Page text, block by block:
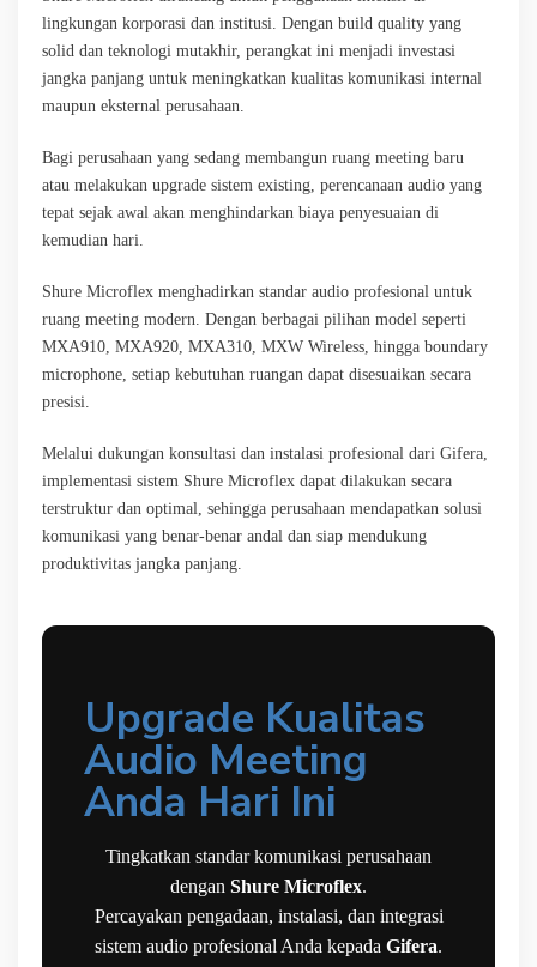
lingkungan korporasi dan institusi. Dengan build quality yang
solid dan teknologi mutakhir, perangkat ini menjadi investasi
jangka panjang untuk meningkatkan kualitas komunikasi internal
maupun eksternal perusahaan.
Bagi perusahaan yang sedang membangun ruang meeting baru
atau melakukan upgrade sistem existing, perencanaan audio yang
tepat sejak awal akan menghindarkan biaya penyesuaian di
kemudian hari.
Shure Microflex menghadirkan standar audio profesional untuk
ruang meeting modern. Dengan berbagai pilihan model seperti
MXA910, MXA920, MXA310, MXW Wireless, hingga boundary
microphone, setiap kebutuhan ruangan dapat disesuaikan secara
presisi.
Melalui dukungan konsultasi dan instalasi profesional dari Gifera,
implementasi sistem Shure Microflex dapat dilakukan secara
terstruktur dan optimal, sehingga perusahaan mendapatkan solusi
komunikasi yang benar-benar andal dan siap mendukung
produktivitas jangka panjang.
Upgrade Kualitas
Audio Meeting
Anda Hari Ini
Tingkatkan standar komunikasi perusahaan
dengan Shure Microflex.
Percayakan pengadaan, instalasi, dan integrasi
sistem audio profesional Anda kepada Gifera.